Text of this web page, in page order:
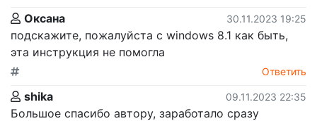
Оксана 30.11.2023 19:25
подскажите, пожалуйста с windows 8.1 как быть,
эта инструкция не помогла
Ответить
shika 09.11.2023 22:35
Большое спасибо автору, заработало сразу